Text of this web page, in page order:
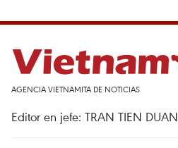
AGENCIA VIETNAMITA DE NOTICIAS
Editor en jefe: TRAN TIEN DUAN